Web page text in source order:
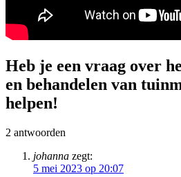
Heb je een vraag over
en behandelen van
helpen!
2 antwoorden
johanna zegt:
5 mei 2023 op 20:07